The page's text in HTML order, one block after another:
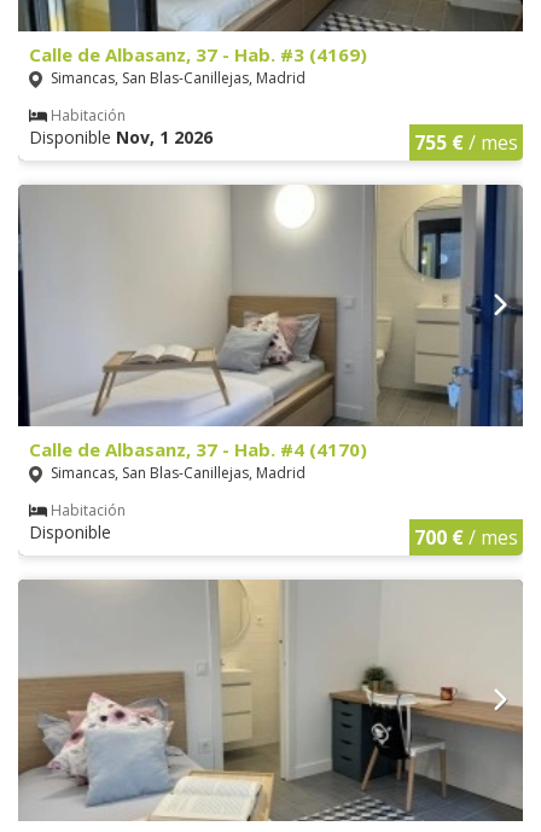
Calle de Albasanz, 37 - Hab. #3 (4169)
Simancas, San Blas-Canillejas, Madrid
Habitación
Disponible Nov, 1 2026 755 €/ mes
Calle de Albasanz, 37 - Hab. #4 (4170)
Simancas, San Blas-Canillejas, Madrid
Habitación
Disponible 700 €/ mes